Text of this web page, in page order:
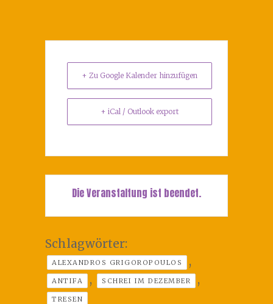
+ Zu Google Kalender hinzufügen
+ iCal / Outlook export
Die Veranstaltung ist beendet.
Schlagwörter:
ALEXANDROS GRIGOROPOULOS ,
ANTIFA , SCHREI IM DEZEMBER ,
TRESEN